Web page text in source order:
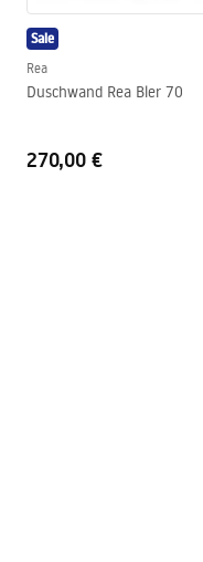
Anti-Calc System
Beschichtungstechnologie
Garantie
shower_set.pdf
Sale
Rea
Duschwand Rea Bler 70
270,00 €